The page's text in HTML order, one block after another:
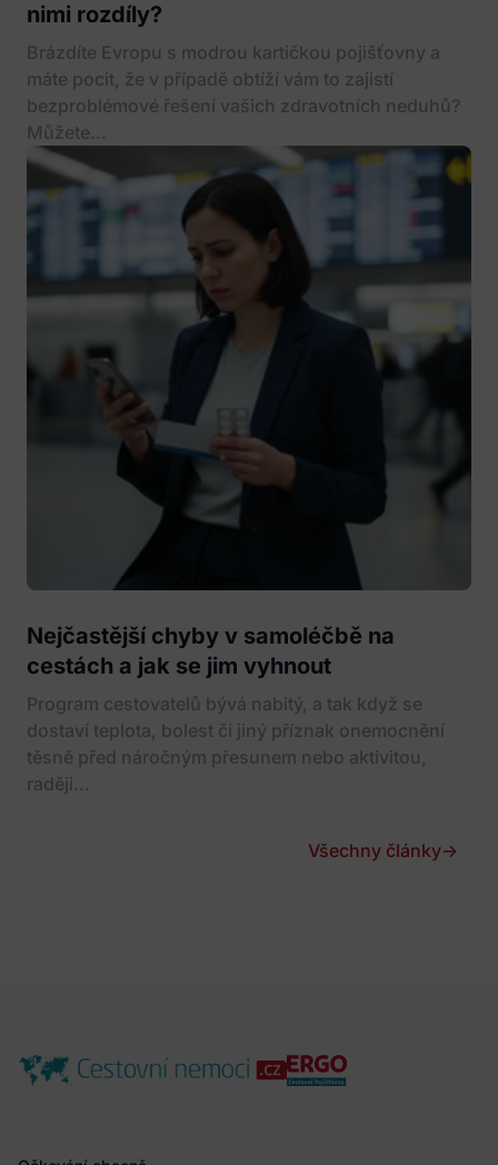
nimi rozdíly?
Brázdíte Evropu s modrou kartičkou pojišťovny a
máte pocit, že v případě obtíží vám to zajistí
bezproblémové řešení vašich zdravotních neduhů?
Můžete...
Nejčastější chyby v samoléčbě na
cestách a jak se jim vyhnout
Program cestovatelů bývá nabitý, a tak když se
dostaví teplota, bolest či jiný příznak onemocnění
těsně před náročným přesunem nebo aktivitou,
raději...
Všechny články→